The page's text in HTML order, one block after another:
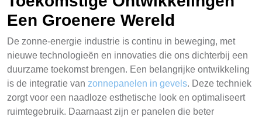
Een Groenere Wereld
De zonne-energie industrie is continu in beweging, met
nieuwe technologieën en innovaties die ons dichterbij een
duurzame toekomst brengen. Een belangrijke ontwikkeling
is de integratie van zonnepanelen in gevels. Deze techniek
zorgt voor een naadloze esthetische look en optimaliseert
ruimtegebruik. Daarnaast zijn er panelen die beter